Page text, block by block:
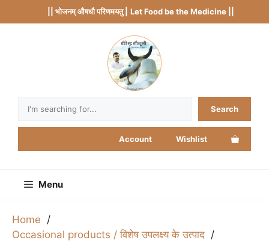
to
|| भोजनम् औषधौ परिणमयतु | Let Food be the Medicine ||
Search
Account Wishlist
Menu
Home
Occasional products / विशेष उपलक्ष्य के उत्पाद